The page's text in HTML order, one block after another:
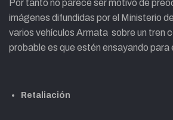
Por tanto no parece ser motivo de
imágenes difundidas por el Ministerio
varios vehículos Armata sobre un tren
probable es que estén ensayando para
Retaliación